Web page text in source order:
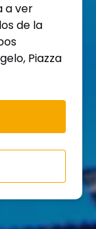
a ver
de la
Piazza